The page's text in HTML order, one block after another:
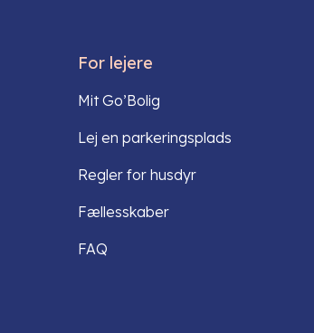
For lejere
Mit Go’Bolig
Lej en parkeringsplads
Regler for husdyr
Fællesskaber
FAQ